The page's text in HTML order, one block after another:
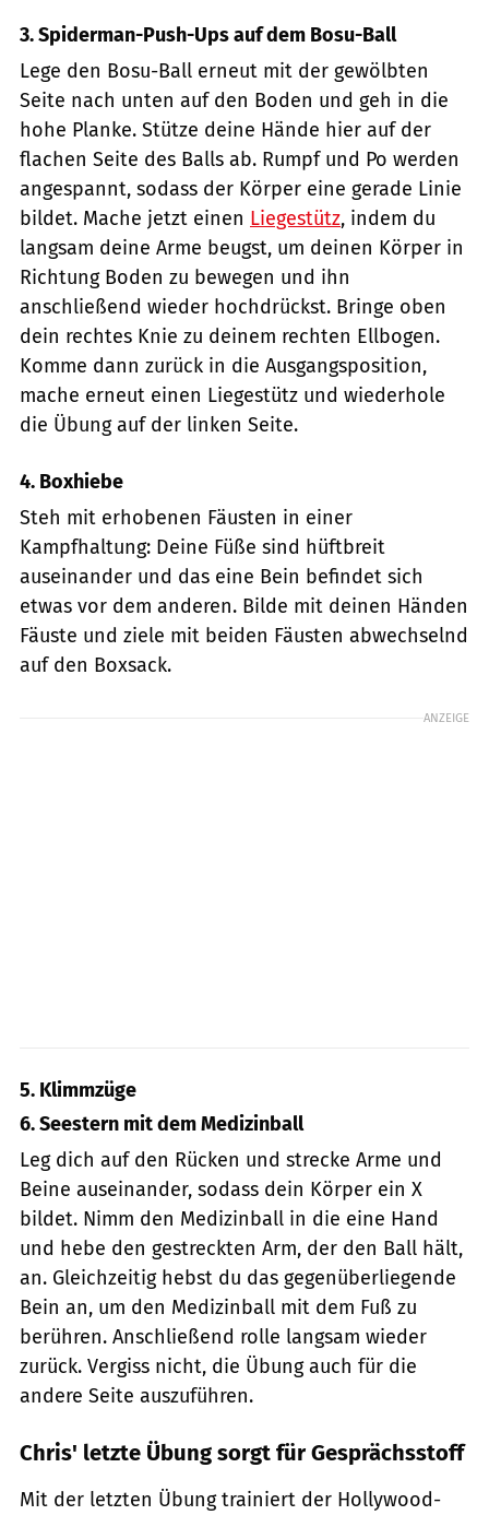
3. Spiderman-Push-Ups auf dem Bosu-Ball
Lege den Bosu-Ball erneut mit der gewölbten
Seite nach unten auf den Boden und geh in die
hohe Planke. Stütze deine Hände hier auf der
flachen Seite des Balls ab. Rumpf und Po werden
angespannt, sodass der Körper eine gerade Linie
bildet. Mache jetzt einen Liegestütz, indem du
langsam deine Arme beugst, um deinen Körper in
Richtung Boden zu bewegen und ihn
anschließend wieder hochdrückst. Bringe oben
dein rechtes Knie zu deinem rechten Ellbogen.
Komme dann zurück in die Ausgangsposition,
mache erneut einen Liegestütz und wiederhole
die Übung auf der linken Seite.
4. Boxhiebe
Steh mit erhobenen Fäusten in einer
Kampfhaltung: Deine Füße sind hüftbreit
auseinander und das eine Bein befindet sich
etwas vor dem anderen. Bilde mit deinen Händen
Fäuste und ziele mit beiden Fäusten abwechselnd
auf den Boxsack.
ANZEIGE
5. Klimmzüge
6. Seestern mit dem Medizinball
Leg dich auf den Rücken und strecke Arme und
Beine auseinander, sodass dein Körper ein X
bildet. Nimm den Medizinball in die eine Hand
und hebe den gestreckten Arm, der den Ball hält,
an. Gleichzeitig hebst du das gegenüberliegende
Bein an, um den Medizinball mit dem Fuß zu
berühren. Anschließend rolle langsam wieder
zurück. Vergiss nicht, die Übung auch für die
andere Seite auszuführen.
Chris' letzte Übung sorgt für Gesprächsstoff
Mit der letzten Übung trainiert der Hollywood-